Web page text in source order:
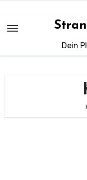
springen
Dein